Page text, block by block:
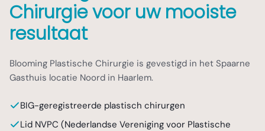
Chirurgie voor uw mooiste
resultaat
Blooming Plastische Chirurgie is gevestigd in het Spaarne
Gasthuis locatie Noord in Haarlem.
BIG-geregistreerde plastisch chirurgen
Lid NVPC (Nederlandse Vereniging voor Plastische